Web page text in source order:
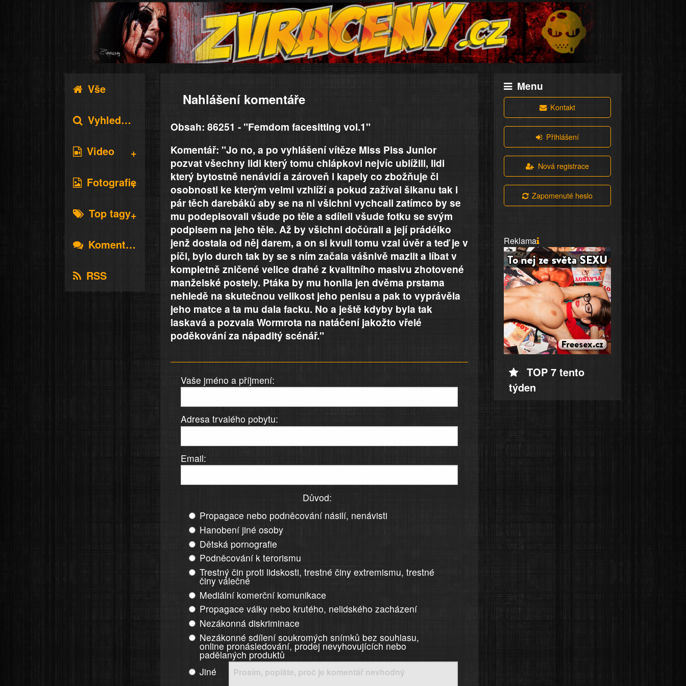
Vše
Vyhledávání
Video
Fotografie
Top tagy
Komentáře
RSS
Nahlášení komentáře
Obsah: 86251 - "Femdom facesitting vol.1"
Komentář: "Jo no, a po vyhlášení vítěze Miss Piss Junior
pozvat všechny lidi který tomu chlápkovi nejvíc ublížili, lidi
který bytostně nenávidí a zároveň i kapely co zbožňuje či
osobnosti ke kterým velmi vzhlíží a pokud zažíval šikanu tak i
pár těch darebáků aby se na ni všichni vychcali zatímco by se
mu podepisovali všude po těle a sdíleli všude fotku se svým
podpisem na jeho těle. Až by všichni dočůrali a její prádélko
jenž dostala od něj darem, a on si kvuli tomu vzal úvěr a teď je v
píči, bylo durch tak by se s ním začala vášnivě mazlit a líbat v
kompletně zničené velice drahé z kvalitního masivu zhotovené
manželské postely. Ptáka by mu honila jen dvěma prstama
nehledě na skutečnou velikost jeho penisu a pak to vyprávěla
jeho matce a ta mu dala facku. No a ještě kdyby byla tak
laskavá a pozvala Wormrota na natáčení jakožto vřelé
poděkování za nápaditý scénář."
Vaše jméno a příjmení:
Adresa trvalého pobytu:
Email:
Důvod:
Propagace nebo podněcování násilí, nenávisti
Hanobení jiné osoby
Dětská pornografie
Podněcování k terorismu
Trestný čin proti lidskosti, trestné činy extremismu, trestné
činy válečné
Mediální komerční komunikace
Propagace války nebo krutého, nelidského zacházení
Nezákonná diskriminace
Nezákonné sdílení soukromých snímků bez souhlasu,
online pronásledování, prodej nevyhovujících nebo
padělaných produktů
Jiné
Menu
Kontakt
Přihlášení
Nová registrace
Zapomenuté heslo
Reklama
TOP 7 tento
týden